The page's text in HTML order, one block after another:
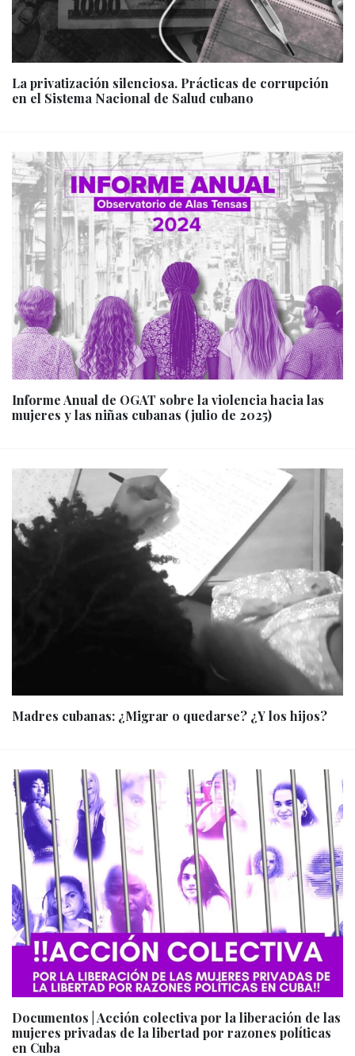
La privatización silenciosa. Prácticas de corrupción
en el Sistema Nacional de Salud cubano
Informe Anual de OGAT sobre la violencia hacia las
mujeres y las niñas cubanas (julio de 2025)
Madres cubanas: ¿Migrar o quedarse? ¿Y los hijos?
Documentos | Acción colectiva por la liberación de las
mujeres privadas de la libertad por razones políticas
en Cuba